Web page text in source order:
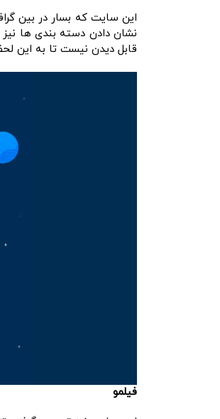
این سایت که بسار در بین
قابل دیدن نیست تا به این
فیلمو